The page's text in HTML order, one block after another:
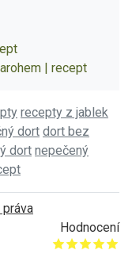
| recept
recepty z jablek
dort dort bez
dort nepečený
Hodnocení
Give it 1/5
Give it 2/5
Give it 3/5
Give it 4/5
Give it 5/5